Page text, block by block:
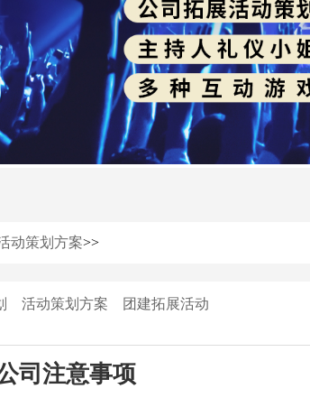
动策划方案>>
活动策划方案 团建拓展活动
司注意事项